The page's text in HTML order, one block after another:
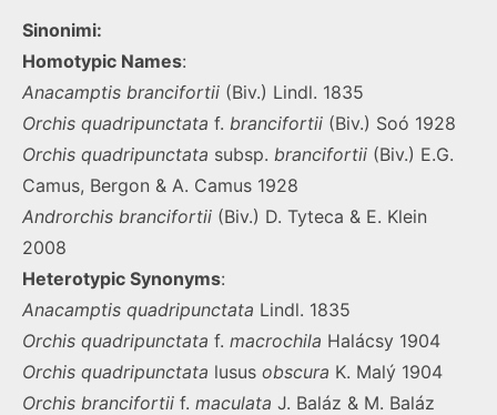
Sinonimi:
Homotypic Names:
Anacamptis brancifortii (Biv.) Lindl. 1835
Orchis quadripunctata f. brancifortii (Biv.) Soó 1928
Orchis quadripunctata subsp. brancifortii (Biv.) E.G.
Camus, Bergon & A. Camus 1928
Androrchis brancifortii (Biv.) D. Tyteca & E. Klein
2008
Heterotypic Synonyms:
Anacamptis quadripunctata Lindl. 1835
Orchis quadripunctata f. macrochila Halácsy 1904
Orchis quadripunctata lusus obscura K. Malý 1904
Orchis brancifortii f. maculata J. Baláz & M. Baláz